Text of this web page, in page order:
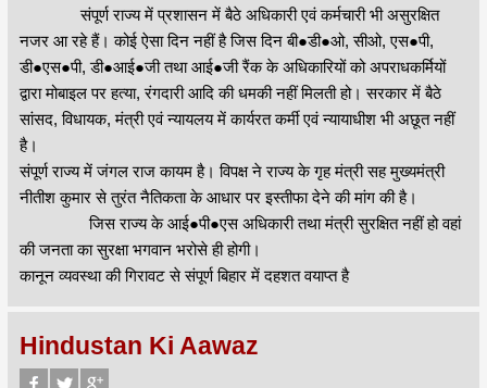
संपूर्ण राज्य में प्रशासन में बैठे अधिकारी एवं कर्मचारी भी असुरक्षित
नजर आ रहे हैं। कोई ऐसा दिन नहीं है जिस दिन बी●डी●ओ, सीओ, एस●पी,
डी●एस●पी, डी●आई●जी तथा आई●जी रैंक के अधिकारियों को अपराधकर्मियों
द्वारा मोबाइल पर हत्या, रंगदारी आदि की धमकी नहीं मिलती हो। सरकार में बैठे
सांसद, विधायक, मंत्री एवं न्यायलय में कार्यरत कर्मी एवं न्यायाधीश भी अछूत नहीं
है।
संपूर्ण राज्य में जंगल राज कायम है। विपक्ष ने राज्य के गृह मंत्री सह मुख्यमंत्री
नीतीश कुमार से तुरंत नैतिकता के आधार पर इस्तीफा देने की मांग की है।
जिस राज्य के आई●पी●एस अधिकारी तथा मंत्री सुरक्षित नहीं हो वहां
की जनता का सुरक्षा भगवान भरोसे ही होगी।
कानून व्यवस्था की गिरावट से संपूर्ण बिहार में दहशत वयाप्त है
Hindustan Ki Aawaz